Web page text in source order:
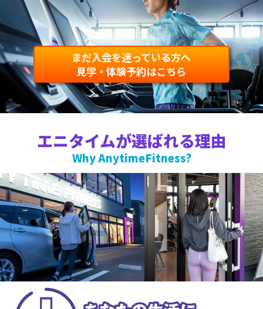
まだ入会を迷っている方へ
見学・体験予約はこちら
エニタイムが選ばれる理由
Why AnytimeFitness?